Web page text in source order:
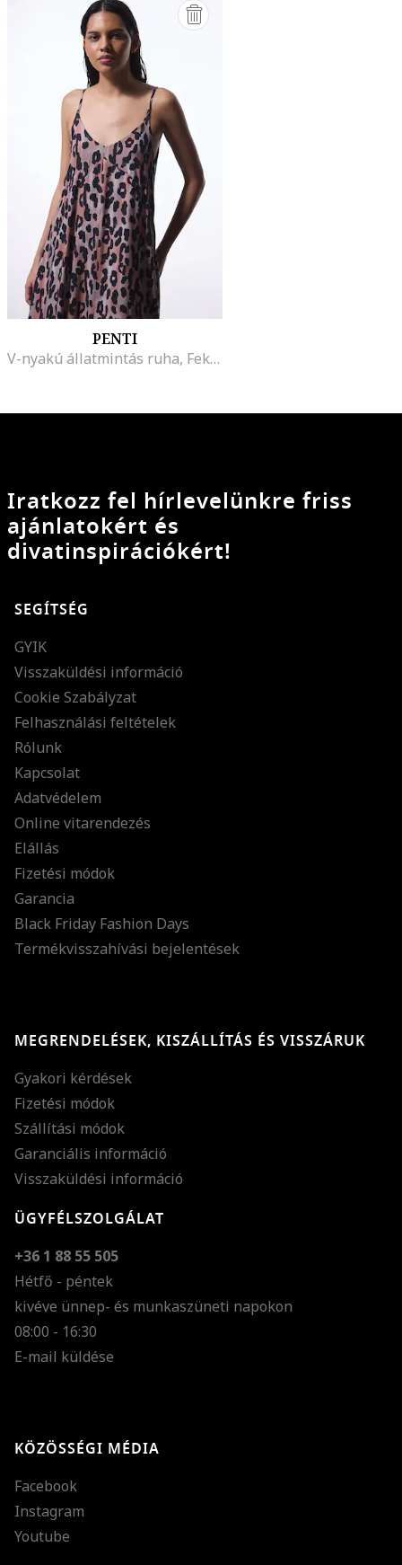
PENTI
V-nyakú állatmintás ruha, Fekete/Karamellbarna/Halánylila
Iratkozz fel hírlevelünkre friss
ajánlatokért és
divatinspirációkért!
SEGÍTSÉG
GYIK
Visszaküldési információ
Cookie Szabályzat
Felhasználási feltételek
Rólunk
Kapcsolat
Adatvédelem
Online vitarendezés
Elállás
Fizetési módok
Garancia
Black Friday Fashion Days
Termékvisszahívási bejelentések
MEGRENDELÉSEK, KISZÁLLÍTÁS ÉS VISSZÁRUK
Gyakori kérdések
Fizetési módok
Szállítási módok
Garanciális információ
Visszaküldési információ
ÜGYFÉLSZOLGÁLAT
+36 1 88 55 505
Hétfő - péntek
kivéve ünnep- és munkaszüneti napokon
08:00 - 16:30
E-mail küldése
KÖZÖSSÉGI MÉDIA
Facebook
Instagram
Youtube